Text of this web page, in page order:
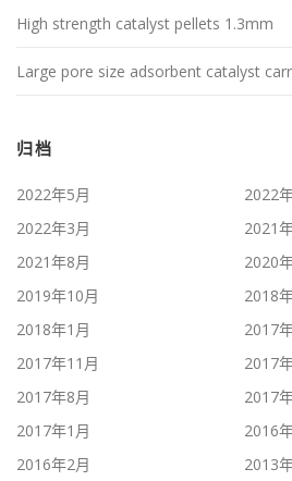
High strength catalyst pellets 1.3mm
Large pore size adsorbent catalyst
归档
2022年5月
2022
2022年3月
2021
2021年8月
2020
2019年10月
2018
2018年1月
2017
2017年11月
2017
2017年8月
2017
2017年1月
2016
2016年2月
2013